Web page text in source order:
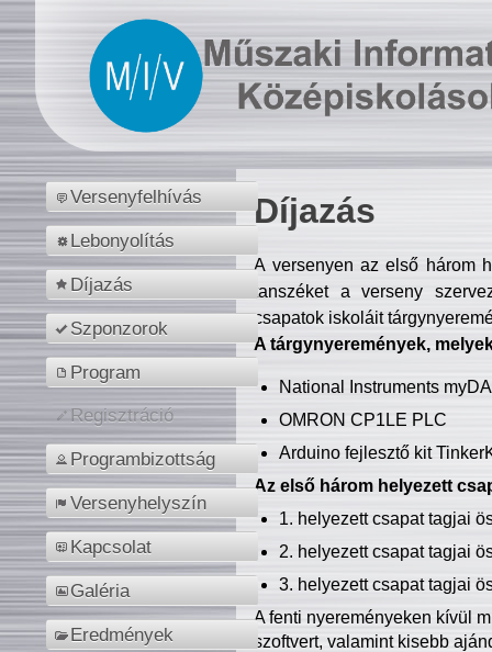
Versenyfelhívás
Lebonyolítás
Díjazás
Szponzorok
Program
Regisztráció
Programbizottság
Versenyhelyszín
Kapcsolat
Galéria
Eredmények
Díjazás
A versenyen az első három
tanszéket a verseny
csapatok iskoláit
A tárgynyeremények,
National Instruments
OMRON CP1LE PLC
Arduino fejlesztő kit
Az első három helyezett
1. helyezett csapat tagjai
2. helyezett csapat tagjai
3. helyezett csapat tagjai
A fenti nyereményeken kívül
szoftvert, valamint kisebb